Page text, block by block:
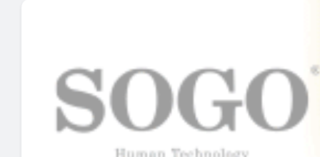
INICIO
EMPRESAS
GUÍA DE COMPRA